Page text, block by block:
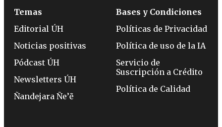
Temas
Editorial ÚH
Noticias positivas
Pódcast ÚH
Newsletters ÚH
Ñandejara Ñe’ẽ
Bases y Condiciones
Políticas de Privacidad
Política de uso de la IA
Servicio de
Suscripción a Crédito
Política de Calidad